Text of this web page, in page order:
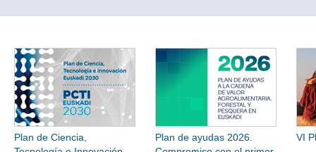
Plan de Ciencia,
Plan de ayudas 2026.
VI